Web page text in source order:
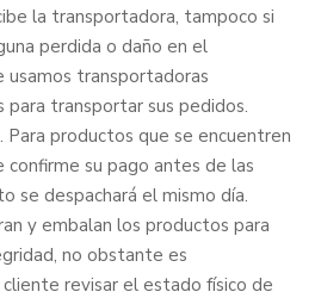
la transportadora, tampoco si
perdida o daño en el
usamos transportadoras
para transportar sus pedidos.
Para productos que se encuentren
su pago antes de las
se despachará el mismo día.
y embalan los productos para
no obstante es
revisar el estado físico de